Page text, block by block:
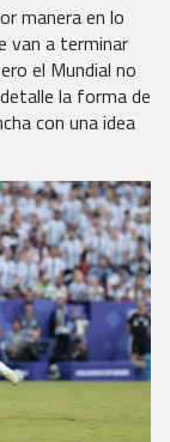
manera en lo
van a terminar
el Mundial no
la forma de
con una idea